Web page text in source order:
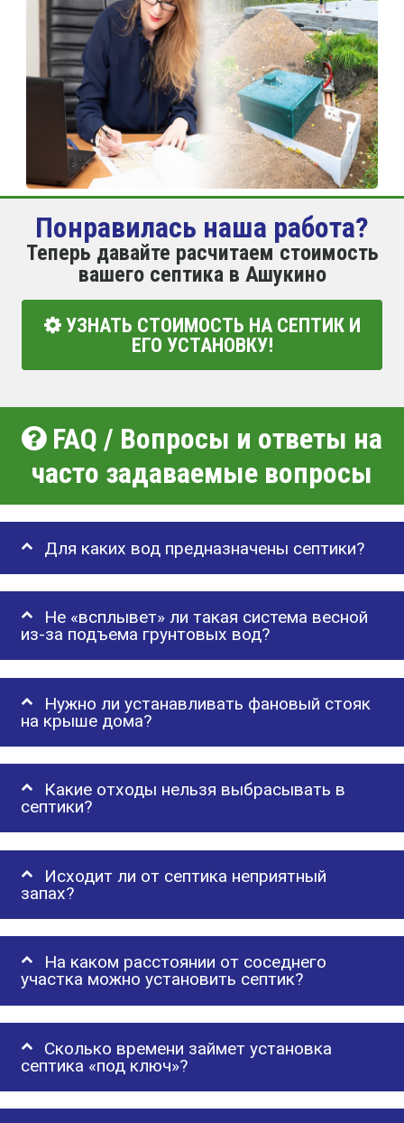
Понравилась наша работа?
Теперь давайте расчитаем стоимость
вашего септика в Ашукино
УЗНАТЬ СТОИМОСТЬ НА СЕПТИК И
ЕГО УСТАНОВКУ!
FAQ / Вопросы и ответы на
часто задаваемые вопросы
Для каких вод предназначены септики?
Не «всплывет» ли такая система весной
из-за подъема грунтовых вод?
Нужно ли устанавливать фановый стояк
на крыше дома?
Какие отходы нельзя выбрасывать в
септики?
Исходит ли от септика неприятный
запах?
На каком расстоянии от соседнего
участка можно установить септик?
Сколько времени займет установка
септика «под ключ»?